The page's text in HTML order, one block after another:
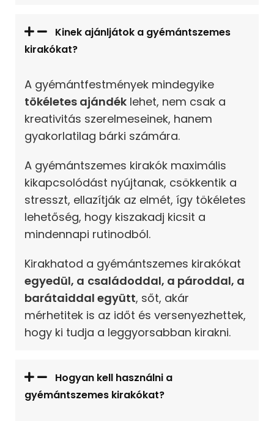
Kinek ajánljátok a gyémántszemes
kirakókat?
A gyémántfestmények mindegyike
tökéletes ajándék lehet, nem csak a
kreativitás szerelmeseinek, hanem
gyakorlatilag bárki számára.
A gyémántszemes kirakók maximális
kikapcsolódást nyújtanak, csökkentik a
stresszt, ellazítják az elmét, így tökéletes
lehetőség, hogy kiszakadj kicsit a
mindennapi rutinodból.
Kirakhatod a gyémántszemes kirakókat
egyedül, a családoddal, a pároddal, a
barátaiddal együtt, sőt, akár
mérhetitek is az időt és versenyezhettek,
hogy ki tudja a leggyorsabban kirakni.
Hogyan kell használni a
gyémántszemes kirakókat?